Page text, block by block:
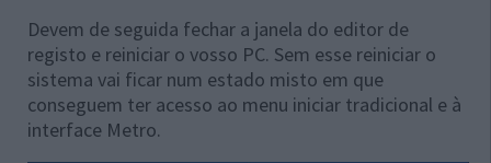
Devem de seguida fechar a janela do editor de
registo e reiniciar o vosso PC. Sem esse reiniciar o
sistema vai ficar num estado misto em que
conseguem ter acesso ao menu iniciar tradicional e à
interface Metro.